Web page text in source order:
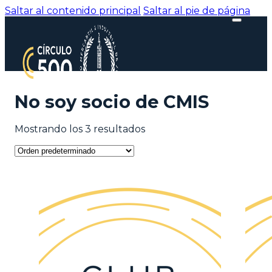
Saltar al contenido principal Saltar al pie de página
No soy socio de CMIS
Mostrando los 3 resultados